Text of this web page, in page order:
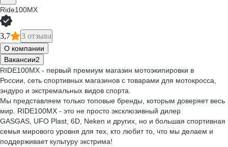
Ride100MX
3,7 3 отзыва
О компании
Вакансии2
RIDE100MX - первый премиум магазин мотоэкипировки в
России, сеть спортивных магазинов с товарами для мотокросса,
эндуро и экстремальных видов спорта.
Мы представляем только топовые бренды, которым доверяет весь
мир. RIDE100MX - это не просто эксклюзивный дилер
GASGAS, UFO Plast, 6D, Neken и других, но и большая спортивная
семья мирового уровня для тех, кто любит то, что мы делаем и
поддерживает культуру экстрима!